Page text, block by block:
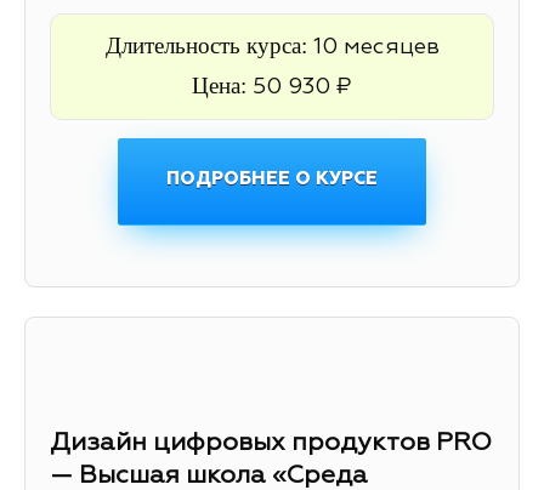
Длительность курса: 10 месяцев
Цена: 50 930 ₽
ПОДРОБНЕЕ О КУРСЕ
Дизайн цифровых продуктов PRO
— Высшая школа «Среда